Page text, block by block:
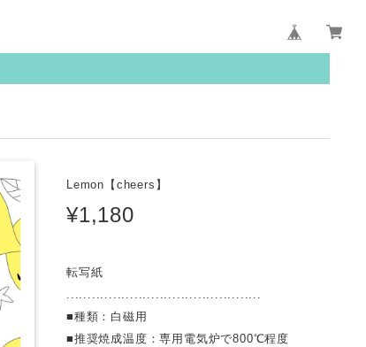
Lemon【cheers】
¥1,180
転写紙
..............................................
■種類：白磁用
■推奨焼成温度：専用電気炉で800℃程度